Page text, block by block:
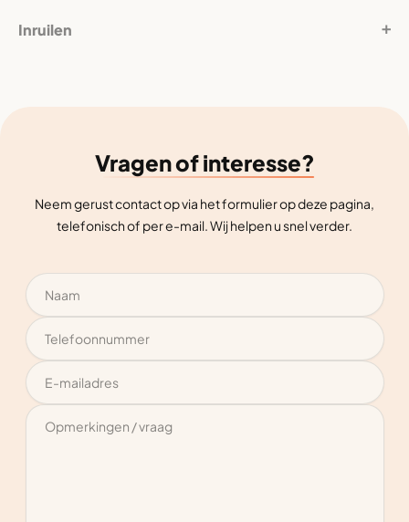
Inruilen
Vragen of interesse?
Neem gerust contact op via het formulier op deze pagina,
telefonisch of per e-mail. Wij helpen u snel verder.